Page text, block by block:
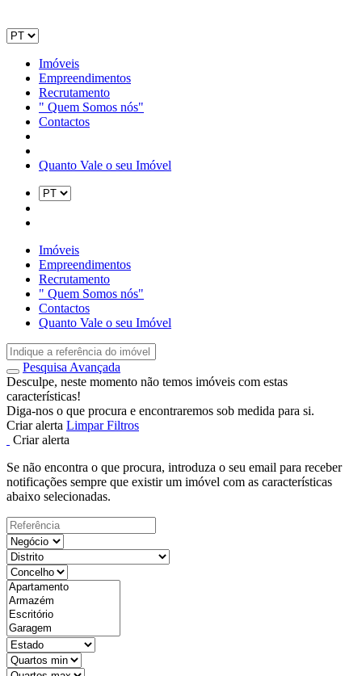
Imóveis
Empreendimentos
Recrutamento
" Quem Somos nós"
Contactos
Quanto Vale o seu Imóvel
Imóveis
Empreendimentos
Recrutamento
" Quem Somos nós"
Contactos
Quanto Vale o seu Imóvel
Pesquisa Avançada
Desculpe, neste momento não temos imóveis com estas
características!
Diga-nos o que procura e encontraremos sob medida para si.
Criar alerta Limpar Filtros
Criar alerta
Se não encontra o que procura, introduza o seu email para receber
notificações sempre que existir um imóvel com as características
abaixo selecionadas.